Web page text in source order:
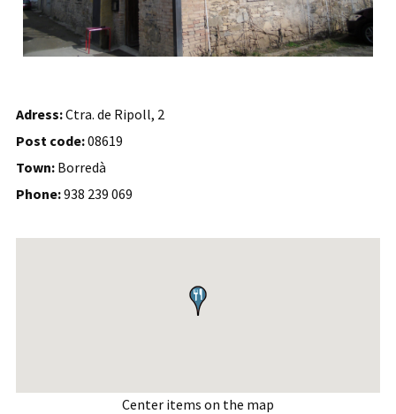
Adress:Ctra. de Ripoll, 2
Post code:08619
Town: Borredà
Phone:938 239 069
Center items on the map